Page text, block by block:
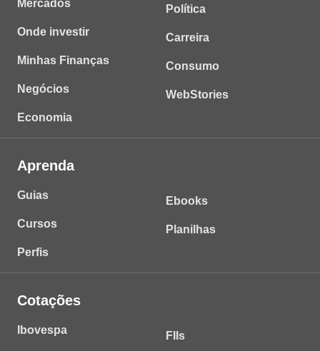
Mercados
Onde investir
Minhas Finanças
Negócios
Economia
Política
Carreira
Consumo
WebStories
Aprenda
Guias
Cursos
Perfis
Ebooks
Planilhas
Cotações
Ibovespa FIIs